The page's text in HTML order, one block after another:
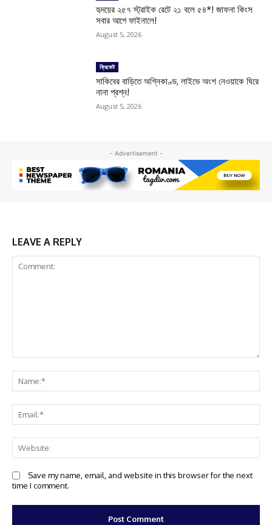
হৃদয়ের ২৫৭ স্ট্রাইক রেটে ২১ বলে ৫৪*! জাফনা কিংস
সবার আগে ফাইনালে!
August 5, 2026
ক্রিকেট
সাকিবের বাড়িতে অগ্নিকাণ্ড, লাইভে অংশ নেওয়াকে ঘিরে
নানা প্রশ্ন!
August 5, 2026
- Advertisement -
LEAVE A REPLY
Comment:
Save my name, email, and website in this browser for the next
time I comment.